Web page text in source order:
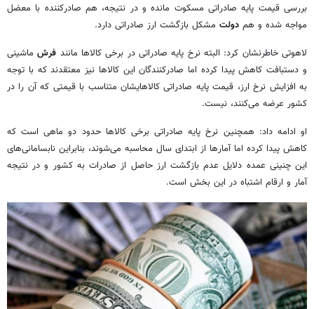
بررسی قیمت پایه صادراتی مسکوت مانده و در نتیجه، هم صادرکننده با معضل
مواجه شده و هم دولت مشکل بازگشت ارز صادراتی دارد.
لاهوتی خاطرنشان کرد: البته نرخ پایه صادراتی در برخی کالاها مانند فرشماشینی
و دستبافت کاهش پیدا کرده اما صادرکنندگان این کالاها نیز معتقدند که با توجه
به افزایش نرخ ارز، قیمت پایه صادراتی کالاهایشان متناسب با قیمتی که آن را در
کشور عرضه می‌کنند، نیست.
او ادامه داد: همچنین نرخ پایه صادراتی برخی کالاها حدود دو ماهی است که
کاهش پیدا کرده اما آمارها از ابتدای سال محاسبه می‌شوند، بنابراین نابسامانی‌های
این چنینی عمده دلایل عدم بازگشت ارز حاصل از صادرات به کشور و در نتیجه
آمار و ارقام اشتباه در این بخش است.